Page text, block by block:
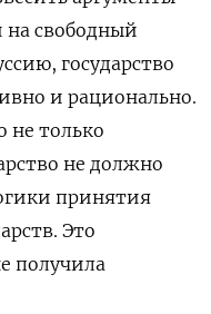
на свободный
государство
и рационально.
не только
не должно
принятия
Это
получила